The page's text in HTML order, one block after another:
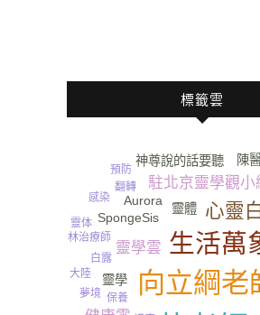
標籤雲
向立綱老
生活萬
心靈
駐北京靈學觀小
靈學雲
靈體
神尊說的話要聽
靈學
SpongeSis
Aurora
陳
林治療師
白露
翻轉
夢境
大陸
感染
靈体
保養
預防